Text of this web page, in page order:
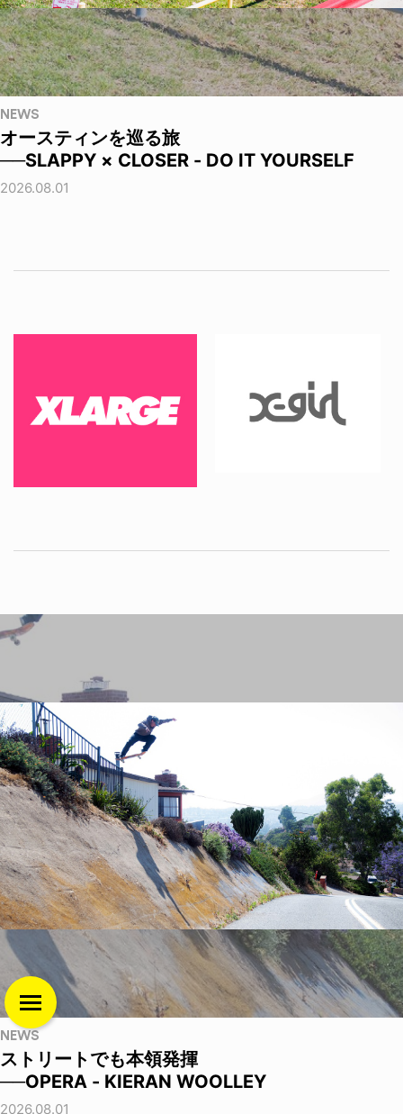
NEWS
オースティンを巡る旅
──SLAPPY × CLOSER - DO IT YOURSELF
2026.08.01
NEWS
ストリートでも本領発揮
──OPERA - KIERAN WOOLLEY
2026.08.01